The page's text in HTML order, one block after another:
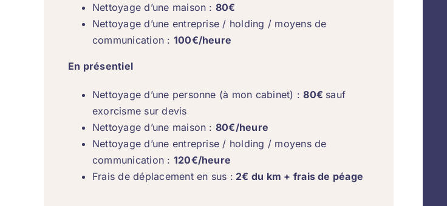
Nettoyage d’une maison : 80€
Nettoyage d’une entreprise / holding / moyens de
communication : 100€/heure
En présentiel
Nettoyage d’une personne (à mon cabinet) :80€ sauf
exorcisme sur devis
Nettoyage d’une maison : 80€/heure
Nettoyage d’une entreprise / holding / moyens de
communication : 120€/heure
Frais de déplacement en sus : 2€ du km + frais de péage